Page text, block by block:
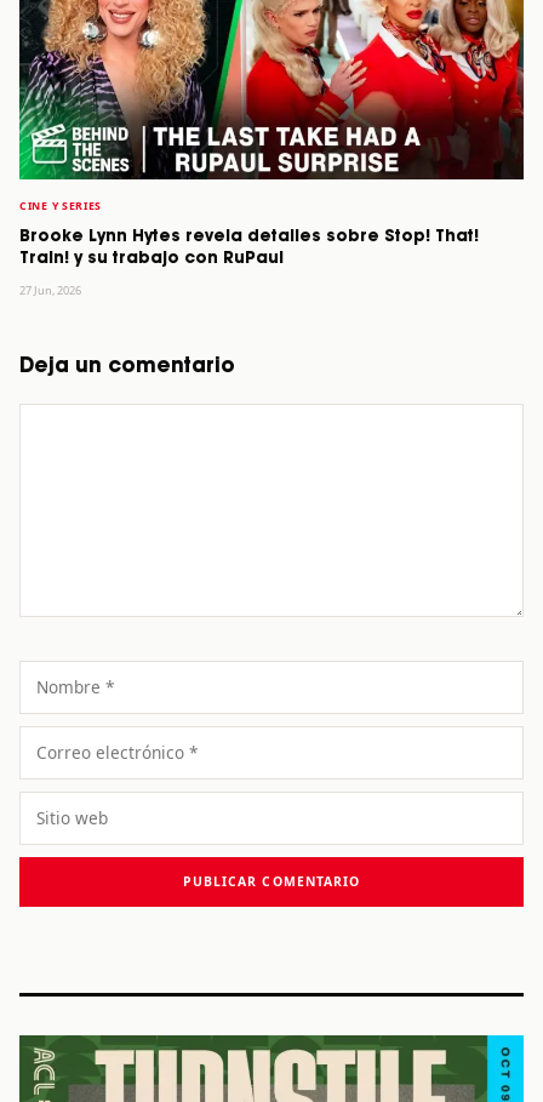
CINE Y SERIES
Brooke Lynn Hytes revela detalles sobre Stop! That!
Train! y su trabajo con RuPaul
27 Jun, 2026
Deja un comentario
Nombre
Correo
electrónico
Sitio
web